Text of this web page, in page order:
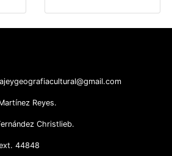
Reyes.
Christlieb.
44848